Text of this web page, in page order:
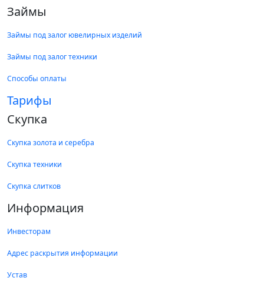
Займы
Займы под залог ювелирных изделий
Займы под залог техники
Способы оплаты
Тарифы
Скупка
Скупка золота и серебра
Скупка техники
Скупка слитков
Информация
Инвесторам
Адрес раскрытия информации
Устав